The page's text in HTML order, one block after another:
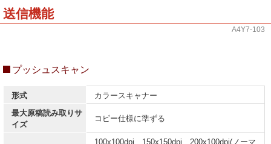
送信機能
A4Y7-103
プッシュスキャン
形式
カラースキャナー
最大原稿読み取りサ
イズ
コピー仕様に準ずる
100x100dpi、150x150dpi、200x100dpi(ノーマ